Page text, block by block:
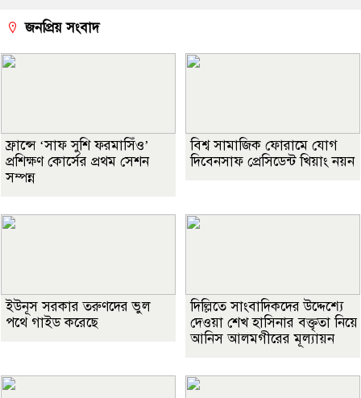
জনপ্রিয় সংবাদ
ফ্রান্সে ‘সাফ সুশি ফরমাসিঁও’
প্রশিক্ষণ কোর্সের প্রথম সেশন
সম্পন্ন
বিশ্ব সামাজিক ফোরামে যোগ
দিবেনসাফ প্রেসিডেন্ট খিয়াং নয়ন
ইউনূস সরকার তরুণদের ভুল
পথে গাইড করেছে
দিল্লিতে সাংবাদিকদের উদ্দেশ্যে
দেওয়া শেখ হাসিনার বক্তৃতা নিয়ে
আনিস আলমগীরের মূল্যায়ন